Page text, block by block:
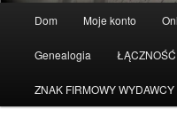
Dom Moje konto
Genealogia ŁĄCZNOŚĆ
ZNAK FIRMOWY WYDAWCY